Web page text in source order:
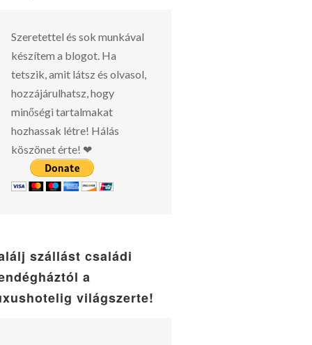
Szeretettel és sok munkával
készítem a blogot. Ha
tetszik, amit látsz és olvasol,
hozzájárulhatsz, hogy
minőségi tartalmakat
hozhassak létre! Hálás
köszönet érte! ❤
szállást családi
a
világszerte!